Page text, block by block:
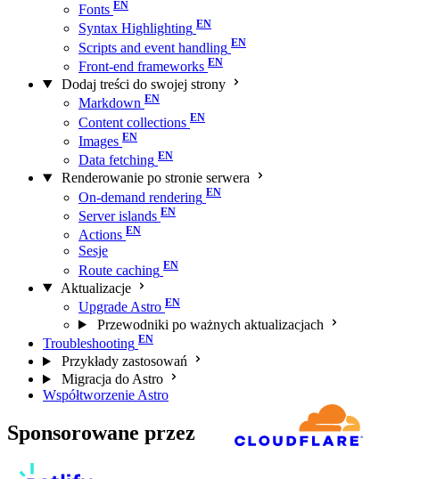
Fonts
Syntax Highlighting
Scripts and event handling
Front-end frameworks
Dodaj treści do swojej strony
Markdown
Content collections
Images
Data fetching
Renderowanie po stronie serwera
On-demand rendering
Server islands
Actions
Sesje
Route caching
Aktualizacje
Upgrade Astro
Przewodniki po ważnych aktualizacjach
Troubleshooting
Przykłady zastosowań
Migracja do Astro
Współtworzenie Astro
Sponsorowane przez